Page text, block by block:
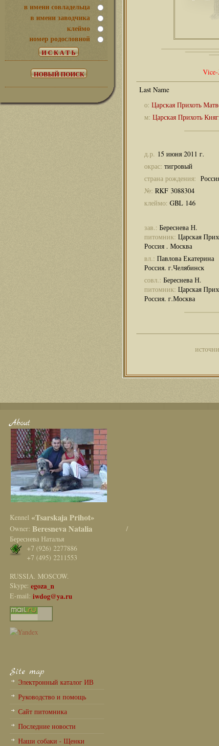
в имени совладельца
в имени заводчика
клеймо
номер родословной
Vice-
о: Царская Прихоть
м: Царская Прихоть
д.р. 15 июня 2011 г.
окрас: тигровый
страна рождения:
№: RKF 3088304
клеймо: GBL 146
зав.: Береснева Н.
питомник: Царская
Россия . Москва
вл.: Павлова Екатерина
Россия. г.Челябинск
совл.: Береснева Н.
питомник: Царская
Россия. г.Москва
About
Kennel «Tsarskaja Prihot»
Owner: Beresneva Natalia /
Береснева Наталья
+7 (926) 2277886
+7 (495) 2211553
RUSSIA. MOSCOW.
Skype: egoza_n
E-mail: iwdog@ya.ru
Site map
Электронный каталог ИВ
Руководство и помощь
Сайт питомника
Последние новости
Наши собаки - Щенки